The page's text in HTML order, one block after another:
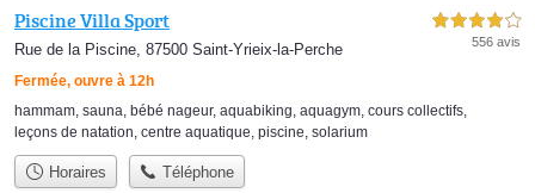
Piscine Villa Sport
Rue de la Piscine, 87500 Saint-Yrieix-la-Perche
Fermée, ouvre à 12h
4,0 étoiles sur 5
556 avis
hammam sauna bébé nageur, aquabiking aquagym cours collectifs
leçons de natation centre aquatique piscine solarium
Horaires Téléphone